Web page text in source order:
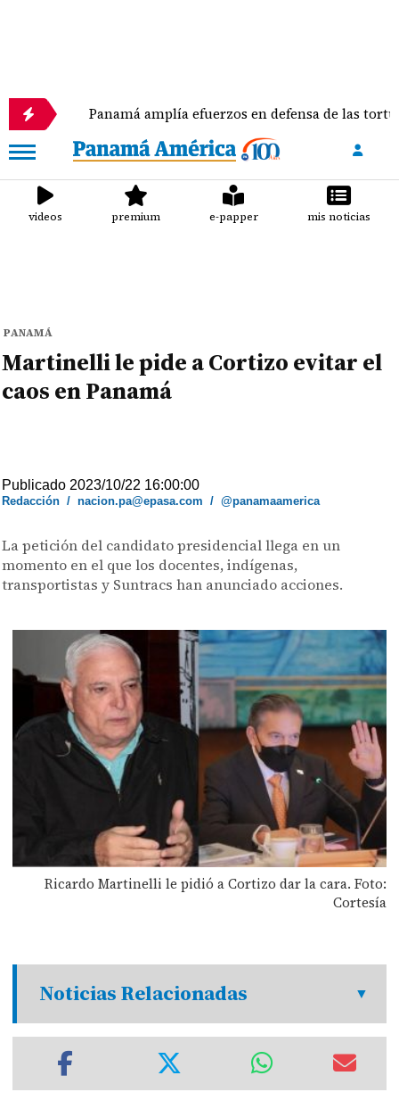
Panamá amplía efuerzos en defensa de las tortugas
videos premium e-papper mis noticias
PANAMÁ
Martinelli le pide a Cortizo evitar el
caos en Panamá
Publicado 2023/10/22 16:00:00
Redacción /nacion.pa@epasa.com /@panamaamerica
La petición del candidato presidencial llega en un
momento en el que los docentes, indígenas,
transportistas y Suntracs han anunciado acciones.
Ricardo Martinelli le pidió a Cortizo dar la cara. Foto:
Cortesía
Noticias Relacionadas